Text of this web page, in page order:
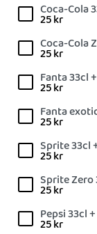
Coca-Cola
25kr
Coca-Cola
25kr
Fanta 33cl +
25kr
Fanta
25kr
Sprite 33cl
25kr
Sprite Zero
25kr
Pepsi 33cl +
25kr